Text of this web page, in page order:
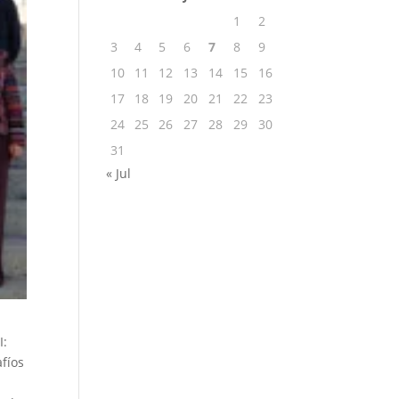
1
2
3
4 5 6 7 8
9
10
11 12 13 14 15
16
17
18 19 20 21 22
23
24 25 26 27 28 29
30
31
« Jul